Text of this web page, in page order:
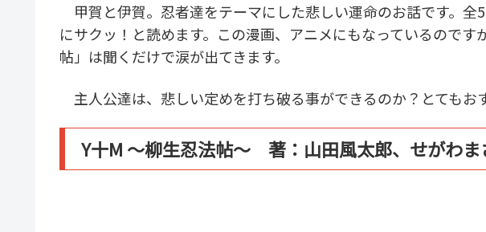
甲賀と伊賀。忍者達をテーマにした悲しい運命のお話です。全
にサクッ！と読めます。この漫画、アニメにもなっているのです
帖」は聞くだけで涙が出てきます。
主人公達は、悲しい定めを打ち破る事ができるのか？とてもお
Y十M 〜柳生忍法帖〜 著：山田風太郎、せがわま